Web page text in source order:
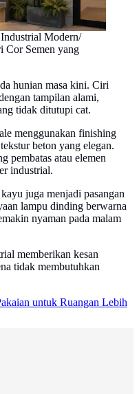
Modern/
Cor Semen yang
hunian masa kini. Ciri
tampilan alami,
tidak ditutupi cat.
menggunakan finishing
beton yang elegan.
pembatas atau elemen
industrial.
juga menjadi pasangan
lampu dinding berwarna
nyaman pada malam
memberikan kesan
tidak membutuhkan
untuk Ruangan Lebih